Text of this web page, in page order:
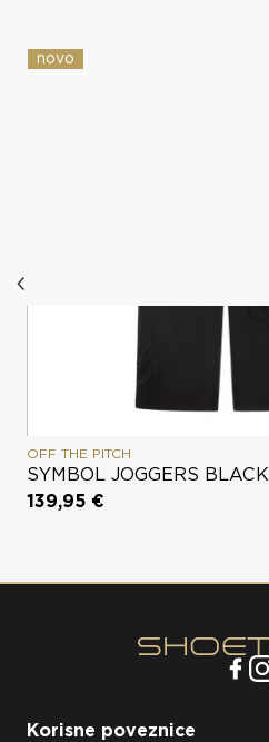
novo
OFF THE PITCH
SYMBOL JOGGERS BLACK
139,95 €
Korisne poveznice